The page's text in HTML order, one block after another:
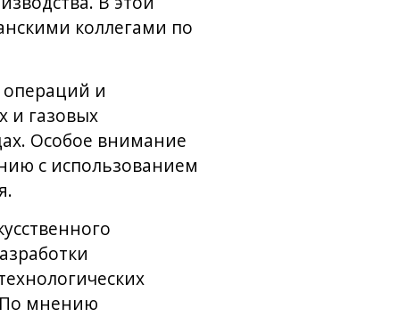
коллегами по
и
и газовых
Особое внимание
с использованием
По мнению